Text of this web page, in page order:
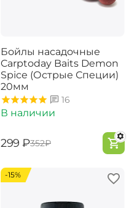
Бойлы насадочные
Carptoday Baits Demon
Spice (Острые Специи)
20мм
16
В наличии
‍299‍ ₽‍352‍₽
-15%